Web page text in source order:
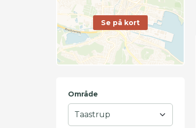
Se på kort
Område